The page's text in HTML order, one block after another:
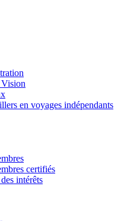
en voyages indépendants
certifiés
intérêts